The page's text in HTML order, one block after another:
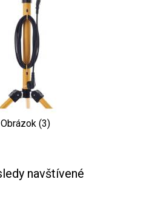
Obrázok (3)
navštívené